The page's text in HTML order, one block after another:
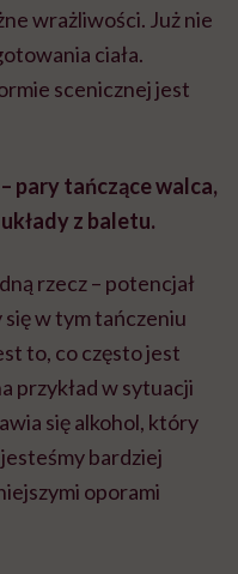
wrażliwości. Już nie
ciała.
scenicznej jest
pary tańczące walca,
z baletu.
rzecz – potencjał
w tym tańczeniu
to, co często jest
przykład w sytuacji
się alkohol, który
bardziej
oporami